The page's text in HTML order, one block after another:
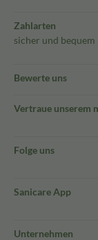
Zahlarten
sicher und bequem
Bewerte uns
Vertraue unserem
Folge uns
Sanicare App
Unternehmen